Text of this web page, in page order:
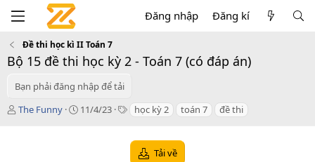
Đăng nhập Đăng kí
Đề thi học kì II Toán 7
Bộ 15 đề thi học kỳ 2 - Toán 7 (có đáp án)
Bạn phải đăng nhập để tải
T
The Funny
C11/4/23
T
s
học kỳ 2 toán 7 đề thi
Tải về